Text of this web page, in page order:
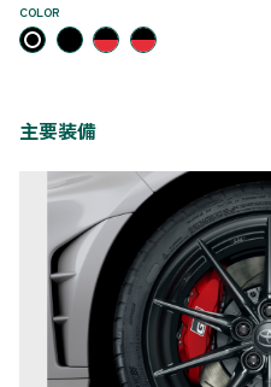
COLOR
主要装備